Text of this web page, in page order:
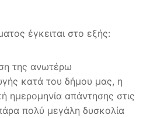
έγκειται στο εξής:
της ανωτέρω
κατά του δήμου μας, η
ημερομηνία απάντησης στις
πολύ μεγάλη δυσκολία